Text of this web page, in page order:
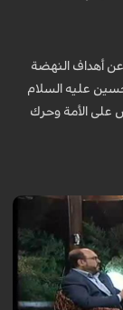
عن أهداف النهضة
عليه السلام
على الأمة وحرك